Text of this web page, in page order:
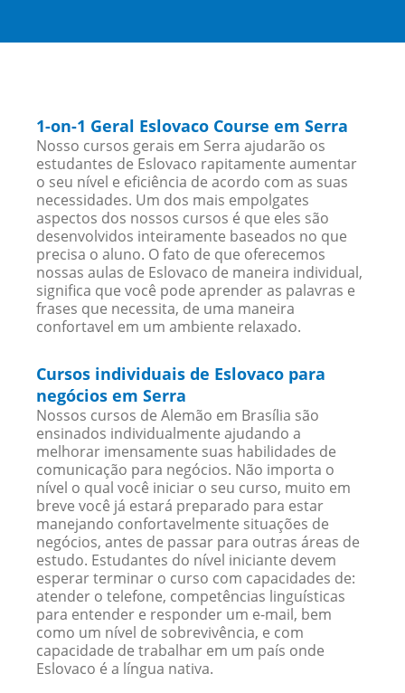
1-on-1 Geral Eslovaco Course em Serra
Nosso cursos gerais em Serra ajudarão os
estudantes de Eslovaco rapitamente aumentar
o seu nível e eficiência de acordo com as suas
necessidades. Um dos mais empolgates
aspectos dos nossos cursos é que eles são
desenvolvidos inteiramente baseados no que
precisa o aluno. O fato de que oferecemos
nossas aulas de Eslovaco de maneira individual,
significa que você pode aprender as palavras e
frases que necessita, de uma maneira
confortavel em um ambiente relaxado.
Cursos individuais de Eslovaco para
negócios em Serra
Nossos cursos de Alemão em Brasília são
ensinados individualmente ajudando a
melhorar imensamente suas habilidades de
comunicação para negócios. Não importa o
nível o qual você iniciar o seu curso, muito em
breve você já estará preparado para estar
manejando confortavelmente situações de
negócios, antes de passar para outras áreas de
estudo. Estudantes do nível iniciante devem
esperar terminar o curso com capacidades de:
atender o telefone, competências linguísticas
para entender e responder um e-mail, bem
como um nível de sobrevivência, e com
capacidade de trabalhar em um país onde
Eslovaco é a língua nativa.